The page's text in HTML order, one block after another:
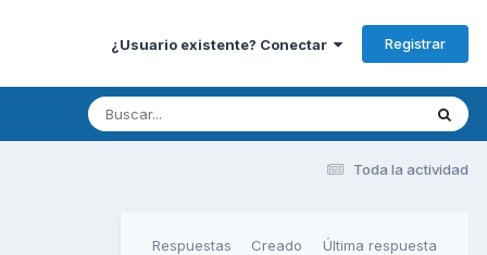
¿Usuario existente? Conectar Registrar
Toda la actividad
Respuestas Creado Última respuesta